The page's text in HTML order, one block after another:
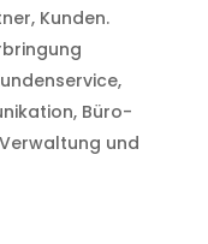
Kunden.
Büro-
und